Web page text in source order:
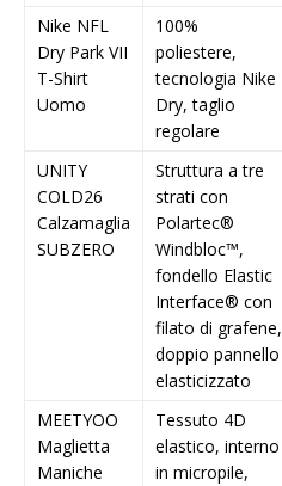
Nike NFL
Dry Park VII
T-Shirt
Uomo
100%
poliestere,
tecnologia Nike
Dry, taglio
regolare
UNITY
COLD26
Calzamaglia
SUBZERO
Struttura a tre
strati con
Polartec®
Windbloc™,
fondello Elastic
Interface® con
filato di grafene,
doppio pannello
elasticizzato
MEETYOO
Maglietta
Maniche
Tessuto 4D
elastico, interno
in micropile,